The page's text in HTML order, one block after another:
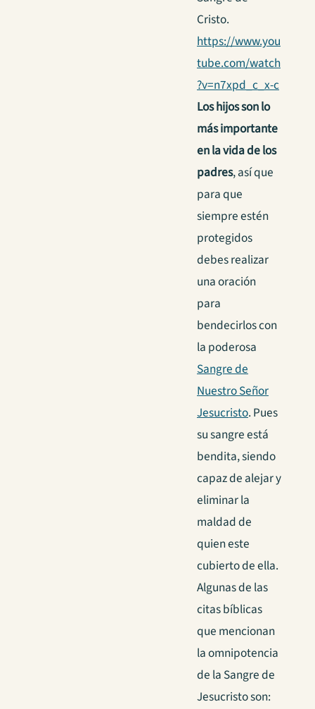
Cristo.
https://www.you
tube.com/watch
?v=n7xpd_c_x-c
Los hijos son lo
más importante
en la vida de los
padres, así que
para que
siempre estén
protegidos
debes realizar
una oración
para
bendecirlos con
la poderosa
Sangre de
Nuestro Señor
Jesucristo. Pues
su sangre está
bendita, siendo
capaz de alejar y
eliminar la
maldad de
quien este
cubierto de ella.
Algunas de las
citas bíblicas
que mencionan
la omnipotencia
de la Sangre de
Jesucristo son: